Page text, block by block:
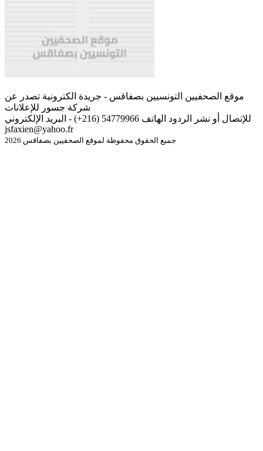
موقع الصحفيين التونسيين بصفاقس - جريدة الكترونية تصدر عن
شركة جسور للإعلانات
للإتصال أو نشر الردود الهاتف 54779966 (216+) - البريد الإلكتروني
jsfaxien@yahoo.fr
جميع الحقوق محفوظة لموقع الصحفيين بصفاقس 2026